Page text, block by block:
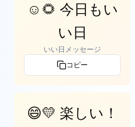
☺️🌻 今日もい
い日
いい日メッセージ
コピー
😄💛 楽しい！